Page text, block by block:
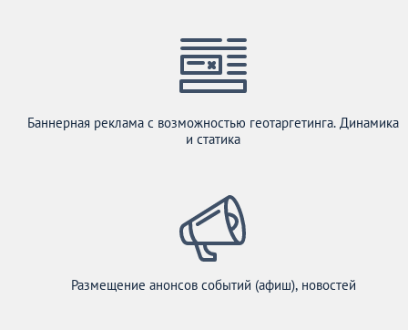
Баннерная реклама с возможностью геотаргетинга. Динамика
и статика
Размещение анонсов событий (афиш), новостей